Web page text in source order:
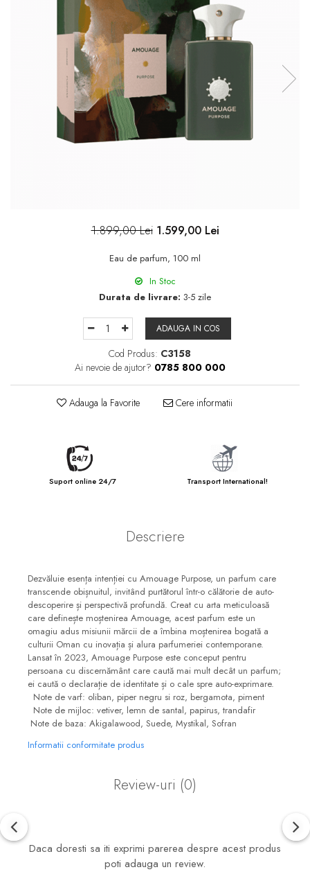
1.899,00 Lei 1.599,00 Lei
Eau de parfum, 100 ml
In Stoc
Durata de livrare: 3-5 zile
ADAUGA IN COS
Cod Produs: C3158
Ai nevoie de ajutor? 0785 800 000
Adauga la Favorite Cere informatii
Suport online 24/7 Transport International!
Descriere
Dezvăluie esența intenției cu Amouage Purpose, un parfum care
transcende obișnuitul, invitând purtătorul într-o călătorie de auto-
descoperire și perspectivă profundă. Creat cu arta meticuloasă
care definește moștenirea Amouage, acest parfum este un
omagiu adus misiunii mărcii de a îmbina moștenirea bogată a
culturii Oman cu inovația și alura parfumeriei contemporane.
Lansat în 2023, Amouage Purpose este conceput pentru
persoana cu discernământ care caută mai mult decât un parfum;
ei caută o declarație de identitate și o cale spre auto-exprimare.
Note de varf: oliban, piper negru si roz, bergamota, piment
Note de mijloc: vetiver, lemn de santal, papirus, trandafir
Note de baza: Akigalawood, Suede, Mystikal, Sofran
Informatii conformitate produs
Review-uri (0)
Daca doresti sa iti exprimi parerea despre acest produs
poti adauga un review.